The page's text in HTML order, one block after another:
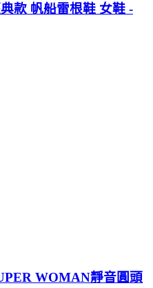
款 帆船雷根鞋 女鞋 -
WOMAN靜音圓頭